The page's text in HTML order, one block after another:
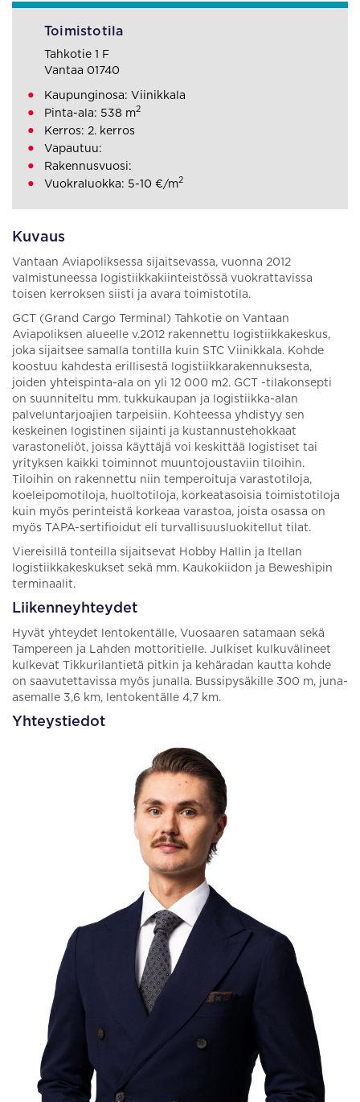
Kuvaus
Vantaan Aviapoliksessa sijaitsevassa, vuonna 2012
valmistuneessa logistiikkakiinteistössä vuokrattavissa
toisen kerroksen siisti ja avara toimistotila.
GCT (Grand Cargo Terminal) Tahkotie on Vantaan
Aviapoliksen alueelle v.2012 rakennettu logistiikkakeskus,
joka sijaitsee samalla tontilla kuin STC Viinikkala. Kohde
koostuu kahdesta erillisestä logistiikkarakennuksesta,
joiden yhteispinta-ala on yli 12 000 m2. GCT -tilakonsepti
on suunniteltu mm. tukkukaupan ja logistiikka-alan
palveluntarjoajien tarpeisiin. Kohteessa yhdistyy sen
keskeinen logistinen sijainti ja kustannustehokkaat
varastoneliöt, joissa käyttäjä voi keskittää logistiset tai
yrityksen kaikki toiminnot muuntojoustaviin tiloihin.
Tiloihin on rakennettu niin temperoituja varastotiloja,
koeleipomotiloja, huoltotiloja, korkeatasoisia toimistotiloja
kuin myös perinteistä korkeaa varastoa, joista osassa on
myös TAPA-sertifioidut eli turvallisuusluokitellut tilat.
Viereisillä tonteilla sijaitsevat Hobby Hallin ja Itellan
logistiikkakeskukset sekä mm. Kaukokiidon ja Beweshipin
terminaalit.
Liikenneyhteydet
Hyvät yhteydet lentokentälle, Vuosaaren satamaan sekä
Tampereen ja Lahden mottoritielle. Julkiset kulkuvälineet
kulkevat Tikkurilantietä pitkin ja kehäradan kautta kohde
on saavutettavissa myös junalla. Bussipysäkille 300 m, juna-
asemalle 3,6 km, lentokentälle 4,7 km.
Yhteystiedot
Toimistotila
Tahkotie 1 F
Vantaa 01740
Kaupunginosa: Viinikkala
Pinta-ala: 538 m2
Kerros: 2. kerros
Vapautuu:
Rakennusvuosi:
Vuokraluokka: 5-10 €/m2